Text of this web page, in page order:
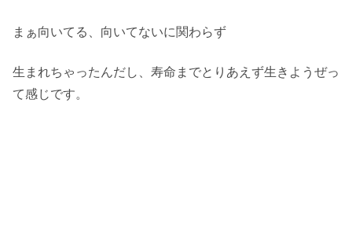
まぁ向いてる、向いてないに関わらず
生まれちゃったんだし、寿命までとりあえず生きようぜっ
て感じです。